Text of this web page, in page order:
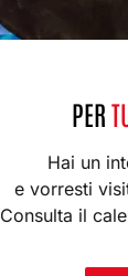
PER
Hai un
e vorresti
Consulta il